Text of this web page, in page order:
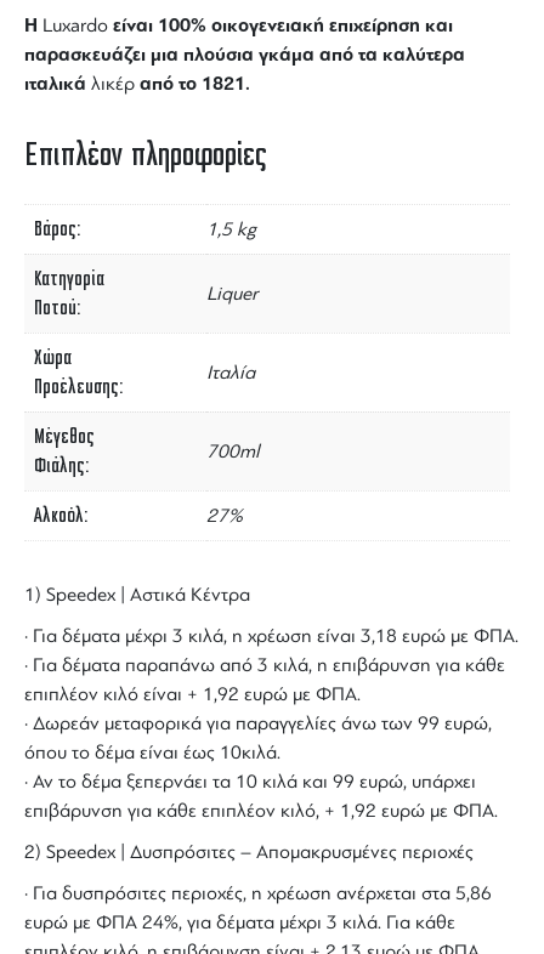
H Luxardo είναι 100% οικογενειακή επιχείρηση και
παρασκευάζει μια πλούσια γκάμα από τα καλύτερα
ιταλικά λικέρ από το 1821.
Επιπλέον πληροφορίες
Βάρος 1,5 kg
Κατηγορία
Ποτού
Liquer
Χώρα
Προέλευσης
Ιταλία
Μέγεθος
Φιάλης
700ml
Αλκοόλ 27%
1) Speedex | Αστικά Κέντρα
· Για δέματα μέχρι 3 κιλά, η χρέωση είναι 3,18 ευρώ με ΦΠΑ.
· Για δέματα παραπάνω από 3 κιλά, η επιβάρυνση για κάθε
επιπλέον κιλό είναι + 1,92 ευρώ με ΦΠΑ.
· Δωρεάν μεταφορικά για παραγγελίες άνω των 99 ευρώ,
όπου το δέμα είναι έως 10κιλά.
· Αν το δέμα ξεπερνάει τα 10 κιλά και 99 ευρώ, υπάρχει
επιβάρυνση για κάθε επιπλέον κιλό, + 1,92 ευρώ με ΦΠΑ.
2) Speedex | Δυσπρόσιτες – Απομακρυσμένες περιοχές
· Για δυσπρόσιτες περιοχές, η χρέωση ανέρχεται στα 5,86
ευρώ με ΦΠΑ 24%, για δέματα μέχρι 3 κιλά. Για κάθε